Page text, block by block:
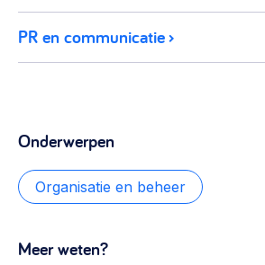
PR en communicatie
Onderwerpen
Organisatie en beheer
Meer weten?